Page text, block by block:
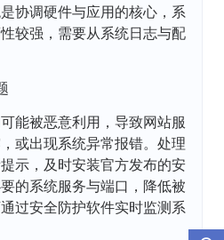
协调硬件与应用的核心，系
较强，需要从系统日志与配
能被恶意利用，导致网站服
或出现系统异常报错。处理
示，及时安装官方发布的安
的系统服务与端口，降低被
过安全防护软件实时监测系